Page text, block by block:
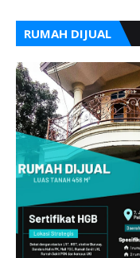
RUMAH DIJUAL